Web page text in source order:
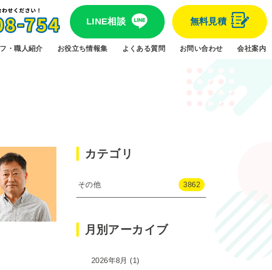
LINE相談 無料見積
・職人紹介 お役立ち情報集 よくある質問 お問い合わせ 会社案内
カテゴリ
その他 3862
月別アーカイブ
2026年8月 (1)